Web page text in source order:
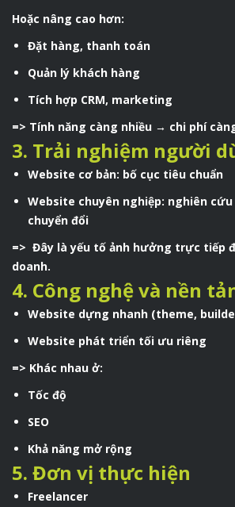
Hoặc nâng cao hơn:
Đặt hàng, thanh toán
Quản lý khách hàng
Tích hợp CRM, marketing
=> Tính năng càng nhiều → chi phí
3. Trải nghiệm người
Website cơ bản: bố cục tiêu chuẩn
Website chuyên nghiệp: nghiên
chuyển đổi
=> Đây là yếu tố ảnh hưởng trực tiếp
doanh.
4. Công nghệ và nền
Website dựng nhanh (theme,
Website phát triển tối ưu riêng
=> Khác nhau ở:
Tốc độ
SEO
Khả năng mở rộng
5. Đơn vị thực hiện
Freelancer